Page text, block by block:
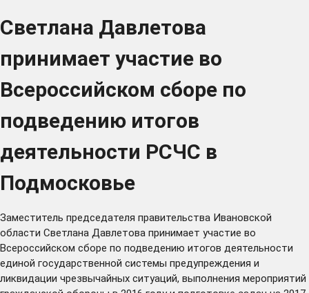
Светлана Давлетова
принимает участие во
Всероссийском сборе по
подведению итогов
деятельности РСЧС в
Подмосковье
Заместитель председателя правительства Ивановской
области Светлана Давлетова принимает участие во
Всероссийском сборе по подведению итогов деятельности
единой государственной системы предупреждения и
ликвидации чрезвычайных ситуаций, выполнения мероприятий